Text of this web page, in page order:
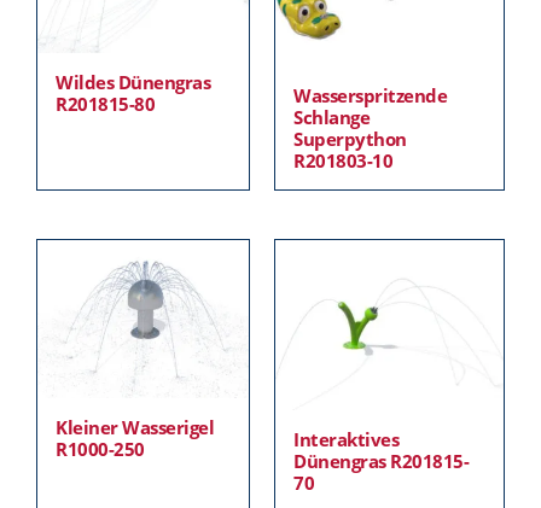
Wildes Dünengras
R201815-80
Wasserspritzende
Schlange
Superpython
R201803-10
Kleiner Wasserigel
R1000-250
Interaktives
Dünengras R201815-
70